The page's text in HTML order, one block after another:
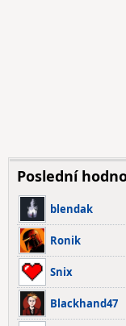
Poslední
blendak
Ronik
Snix
Blackhand47